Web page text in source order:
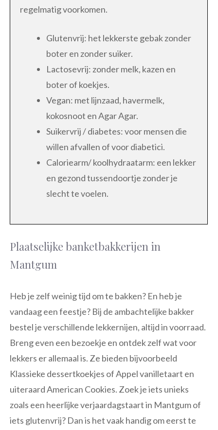
regelmatig voorkomen.
Glutenvrij: het lekkerste gebak zonder
boter en zonder suiker.
Lactosevrij: zonder melk, kazen en
boter of koekjes.
Vegan: met lijnzaad, havermelk,
kokosnoot en Agar Agar.
Suikervrij / diabetes: voor mensen die
willen afvallen of voor diabetici.
Caloriearm/ koolhydraatarm: een lekker
en gezond tussendoortje zonder je
slecht te voelen.
Plaatselijke banketbakkerijen in
Mantgum
Heb je zelf weinig tijd om te bakken? En heb je
vandaag een feestje? Bij de ambachtelijke bakker
bestel je verschillende lekkernijen, altijd in voorraad.
Breng even een bezoekje en ontdek zelf wat voor
lekkers er allemaal is. Ze bieden bijvoorbeeld
Klassieke dessertkoekjes of Appel vanilletaart en
uiteraard American Cookies. Zoek je iets unieks
zoals een heerlijke verjaardagstaart in Mantgum of
iets glutenvrij? Dan is het vaak handig om eerst te